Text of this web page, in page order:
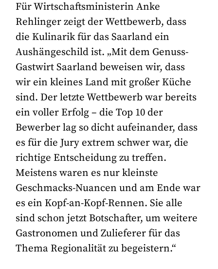
Für Wirtschaftsministerin Anke
Rehlinger zeigt der Wettbewerb, dass
die Kulinarik für das Saarland ein
Aushängeschild ist. „Mit dem Genuss-
Gastwirt Saarland beweisen wir, dass
wir ein kleines Land mit großer Küche
sind. Der letzte Wettbewerb war bereits
ein voller Erfolg – die Top 10 der
Bewerber lag so dicht aufeinander, dass
es für die Jury extrem schwer war, die
richtige Entscheidung zu treffen.
Meistens waren es nur kleinste
Geschmacks-Nuancen und am Ende war
es ein Kopf-an-Kopf-Rennen. Sie alle
sind schon jetzt Botschafter, um weitere
Gastronomen und Zulieferer für das
Thema Regionalität zu begeistern.“